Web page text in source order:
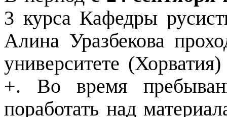
3 курса Кафедры
Алина Уразбекова
университете
+. Во время
поработать над